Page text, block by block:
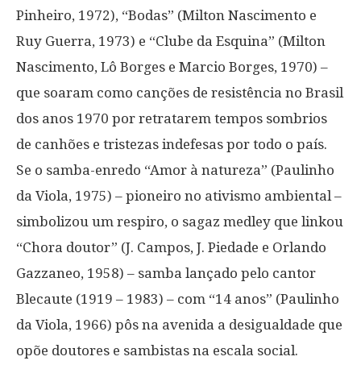
Pinheiro, 1972), “Bodas” (Milton Nascimento e
Ruy Guerra, 1973) e “Clube da Esquina” (Milton
Nascimento, Lô Borges e Marcio Borges, 1970) –
que soaram como canções de resistência no Brasil
dos anos 1970 por retratarem tempos sombrios
de canhões e tristezas indefesas por todo o país.
Se o samba-enredo “Amor à natureza” (Paulinho
da Viola, 1975) – pioneiro no ativismo ambiental –
simbolizou um respiro, o sagaz medley que linkou
“Chora doutor” (J. Campos, J. Piedade e Orlando
Gazzaneo, 1958) – samba lançado pelo cantor
Blecaute (1919 – 1983) – com “14 anos” (Paulinho
da Viola, 1966) pôs na avenida a desigualdade que
opõe doutores e sambistas na escala social.